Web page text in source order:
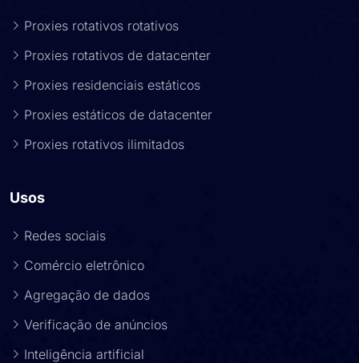
Proxies rotativos rotativos
Proxies rotativos de datacenter
Proxies residenciais estáticos
Proxies estáticos de datacenter
Proxies rotativos ilimitados
Usos
Redes sociais
Comércio eletrônico
Agregação de dados
Verificação de anúncios
Inteligência artificial